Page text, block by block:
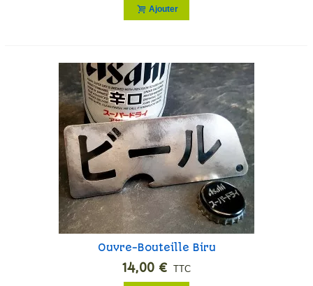
Ajouter
Ouvre-Bouteille Biru
14,00 € TTC